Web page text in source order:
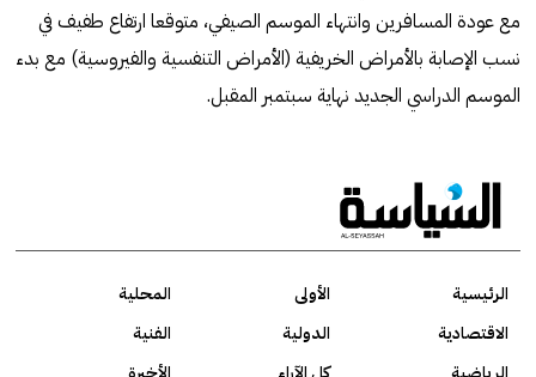
مع عودة المسافرين وانتهاء الموسم الصيفي، متوقعا ارتفاع طفيف في
نسب الإصابة بالأمراض الخريفية (الأمراض التنفسية والفيروسية) مع بدء
الموسم الدراسي الجديد نهاية سبتمبر المقبل.
الرئيسية الأولى
المحلية
الاقتصادية
الدولية
الفنية